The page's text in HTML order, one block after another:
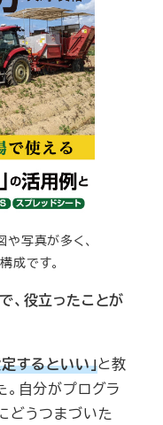
写真が多く、
成です。
、役立ったことが
するといい」と教
。自分がプログラ
どうつまづいた